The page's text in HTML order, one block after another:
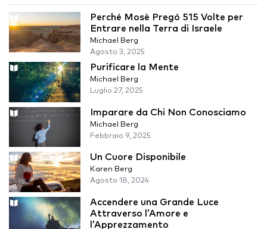
Perché Mosè Pregó 515 Volte per
Entrare nella Terra di Israele
Michael Berg
Agosto 3, 2025
Purificare la Mente
Michael Berg
Luglio 27, 2025
Imparare da Chi Non Conosciamo
Michael Berg
Febbraio 9, 2025
Un Cuore Disponibile
Karen Berg
Agosto 18, 2024
Accendere una Grande Luce
Attraverso l’Amore e
l’Apprezzamento